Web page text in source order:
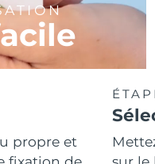
propre et